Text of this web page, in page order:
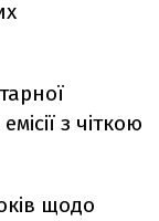
з чіткою
щодо